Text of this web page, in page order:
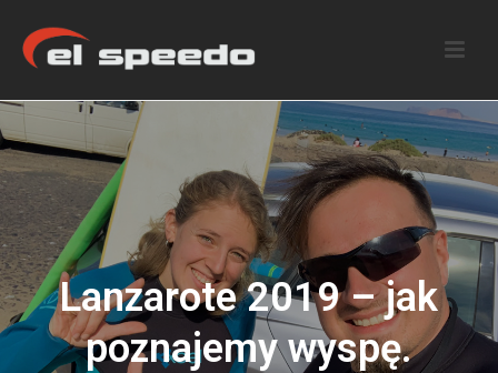
Lanzarote 2019 – jak
poznajemy wyspę.